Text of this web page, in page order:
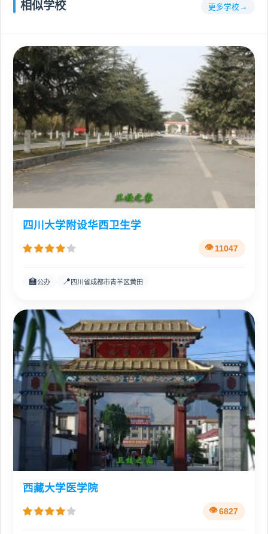
相似学校 更多学校
四川大学附设华西卫生学
11047
🏫公办 📍四川省成都市青羊区黄田
西藏大学医学院
6827